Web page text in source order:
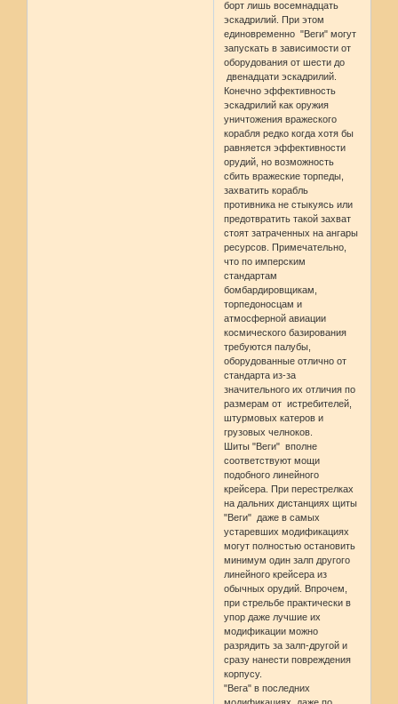
борт лишь восемнадцать
эскадрилий. При этом
единовременно "Веги" могут
запускать в зависимости от
оборудования от шести до
двенадцати эскадрилий.
Конечно эффективность
эскадрилий как оружия
уничтожения вражеского
корабля редко когда хотя бы
равняется эффективности
орудий, но возможность
сбить вражеские торпеды,
захватить корабль
противника не стыкуясь или
предотвратить такой захват
стоят затраченных на ангары
ресурсов. Примечательно,
что по имперским
стандартам
бомбардировщикам,
торпедоносцам и
атмосферной авиации
космического базирования
требуются палубы,
оборудованные отлично от
стандарта из-за
значительного их отличия по
размерам от истребителей,
штурмовых катеров и
грузовых челноков.
Шиты "Веги" вполне
соответствуют мощи
подобного линейного
крейсера. При перестрелках
на дальних дистанциях щиты
"Веги" даже в самых
устаревших модификациях
могут полностью остановить
минимум один залп другого
линейного крейсера из
обычных орудий. Впрочем,
при стрельбе практически в
упор даже лучшие их
модификации можно
разрядить за залп-другой и
сразу нанести повреждения
корпусу.
"Вега" в последних